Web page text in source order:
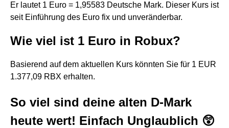
Er lautet 1 Euro = 1,95583 Deutsche Mark. Dieser Kurs ist
seit Einführung des Euro fix und unveränderbar.
Wie viel ist 1 Euro in Robux?
Basierend auf dem aktuellen Kurs könnten Sie für 1 EUR
1.377,09 RBX erhalten.
So viel sind deine alten D-Mark
heute wert! Einfach Unglaublich 😲